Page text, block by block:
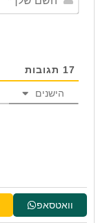
17 תגובות
הישנים
וואטסאפ